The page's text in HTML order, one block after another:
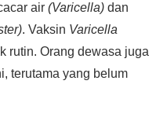
air (Varicella) dan
. Vaksin Varicella
rutin. Orang dewasa juga
terutama yang belum